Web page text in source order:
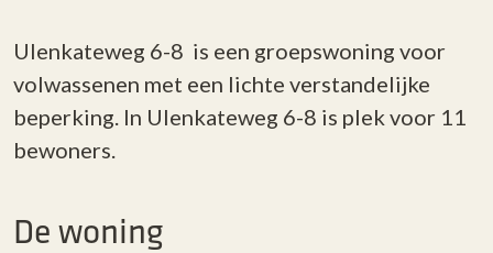
Ulenkateweg 6-8 is een groepswoning voor
volwassenen met een lichte verstandelijke
beperking. In Ulenkateweg 6-8 is plek voor 11
bewoners.
De woning